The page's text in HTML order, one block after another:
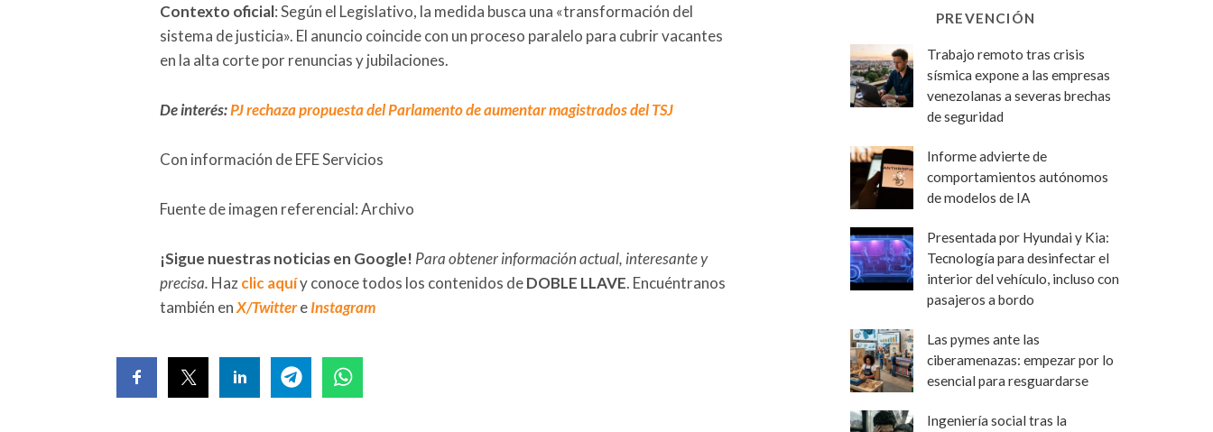
Contexto oficial: Según el Legislativo, la medida busca una «transformación del
sistema de justicia». El anuncio coincide con un proceso paralelo para cubrir vacantes
en la alta corte por renuncias y jubilaciones.
De interés:PJ rechaza propuesta del Parlamento de aumentar magistrados del TSJ
Con información de EFE Servicios
Fuente de imagen referencial: Archivo
¡Sigue nuestras noticias en Google! Para obtener información actual, interesante y
precisa. Hazclic aquíy conoce todos los contenidos deDOBLE LLAVE. Encuéntranos
también enX/TwittereInstagram
PREVENCIÓN
Trabajo remoto tras crisis
sísmica expone a las empresas
venezolanas a severas brechas
de seguridad
Informe advierte de
comportamientos autónomos
de modelos de IA
Presentada por Hyundai y Kia:
Tecnología para desinfectar el
interior del vehículo, incluso con
pasajeros a bordo
Las pymes ante las
ciberamenazas: empezar por lo
esencial para resguardarse
Ingeniería social tras la